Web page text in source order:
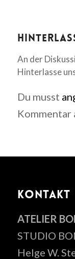
An der
Hinterlasse
Du musst
Kommentar
KONTAKT
ATELIER
STUDIO
Helge W.